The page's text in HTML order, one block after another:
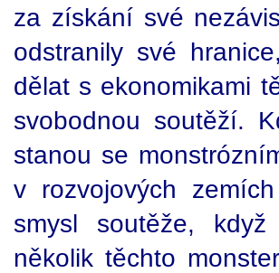
za získání své
odstranily své
dělat s ekonomikami
svobodnou soutěží.
stanou se
v rozvojových
smysl soutěže,
několik těchto